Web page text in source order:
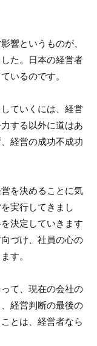
響というものが、
た。日本の経営者
いるのです。
ていくには、経営
する以外に道はあ
経営の成功不成功
を決めることに気
実行してきまし
決定していきます
づけ、社員の心の
す。
て、現在の会社の
経営判断の最後の
とは、経営者なら